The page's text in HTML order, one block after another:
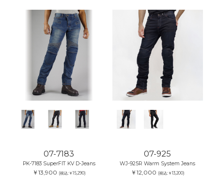
07-7183
PK-7183 SuperFIT KV D-Jeans
￥13,900 (税込:￥15,290)
07-925
WJ-925R Warm System Jeans
￥12,000 (税込:￥13,200)